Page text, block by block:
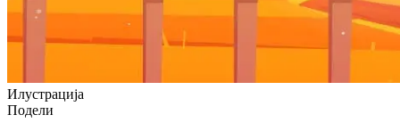
Илустрацијa
Подели